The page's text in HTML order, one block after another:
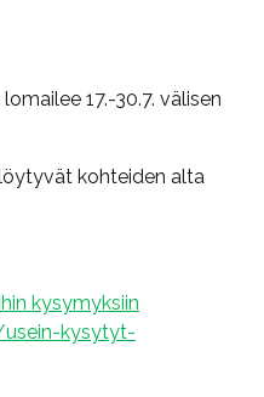
17.-30.7. välisen
kohteiden alta
kysymyksiin
kysytyt-